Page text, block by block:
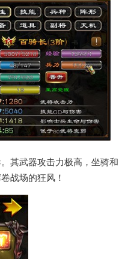
其武器攻击力极高，坐骑和
战场的狂风！